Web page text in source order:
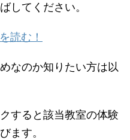
してください。
読む！
なのか知りたい方は以
すると該当教室の体験
ます。